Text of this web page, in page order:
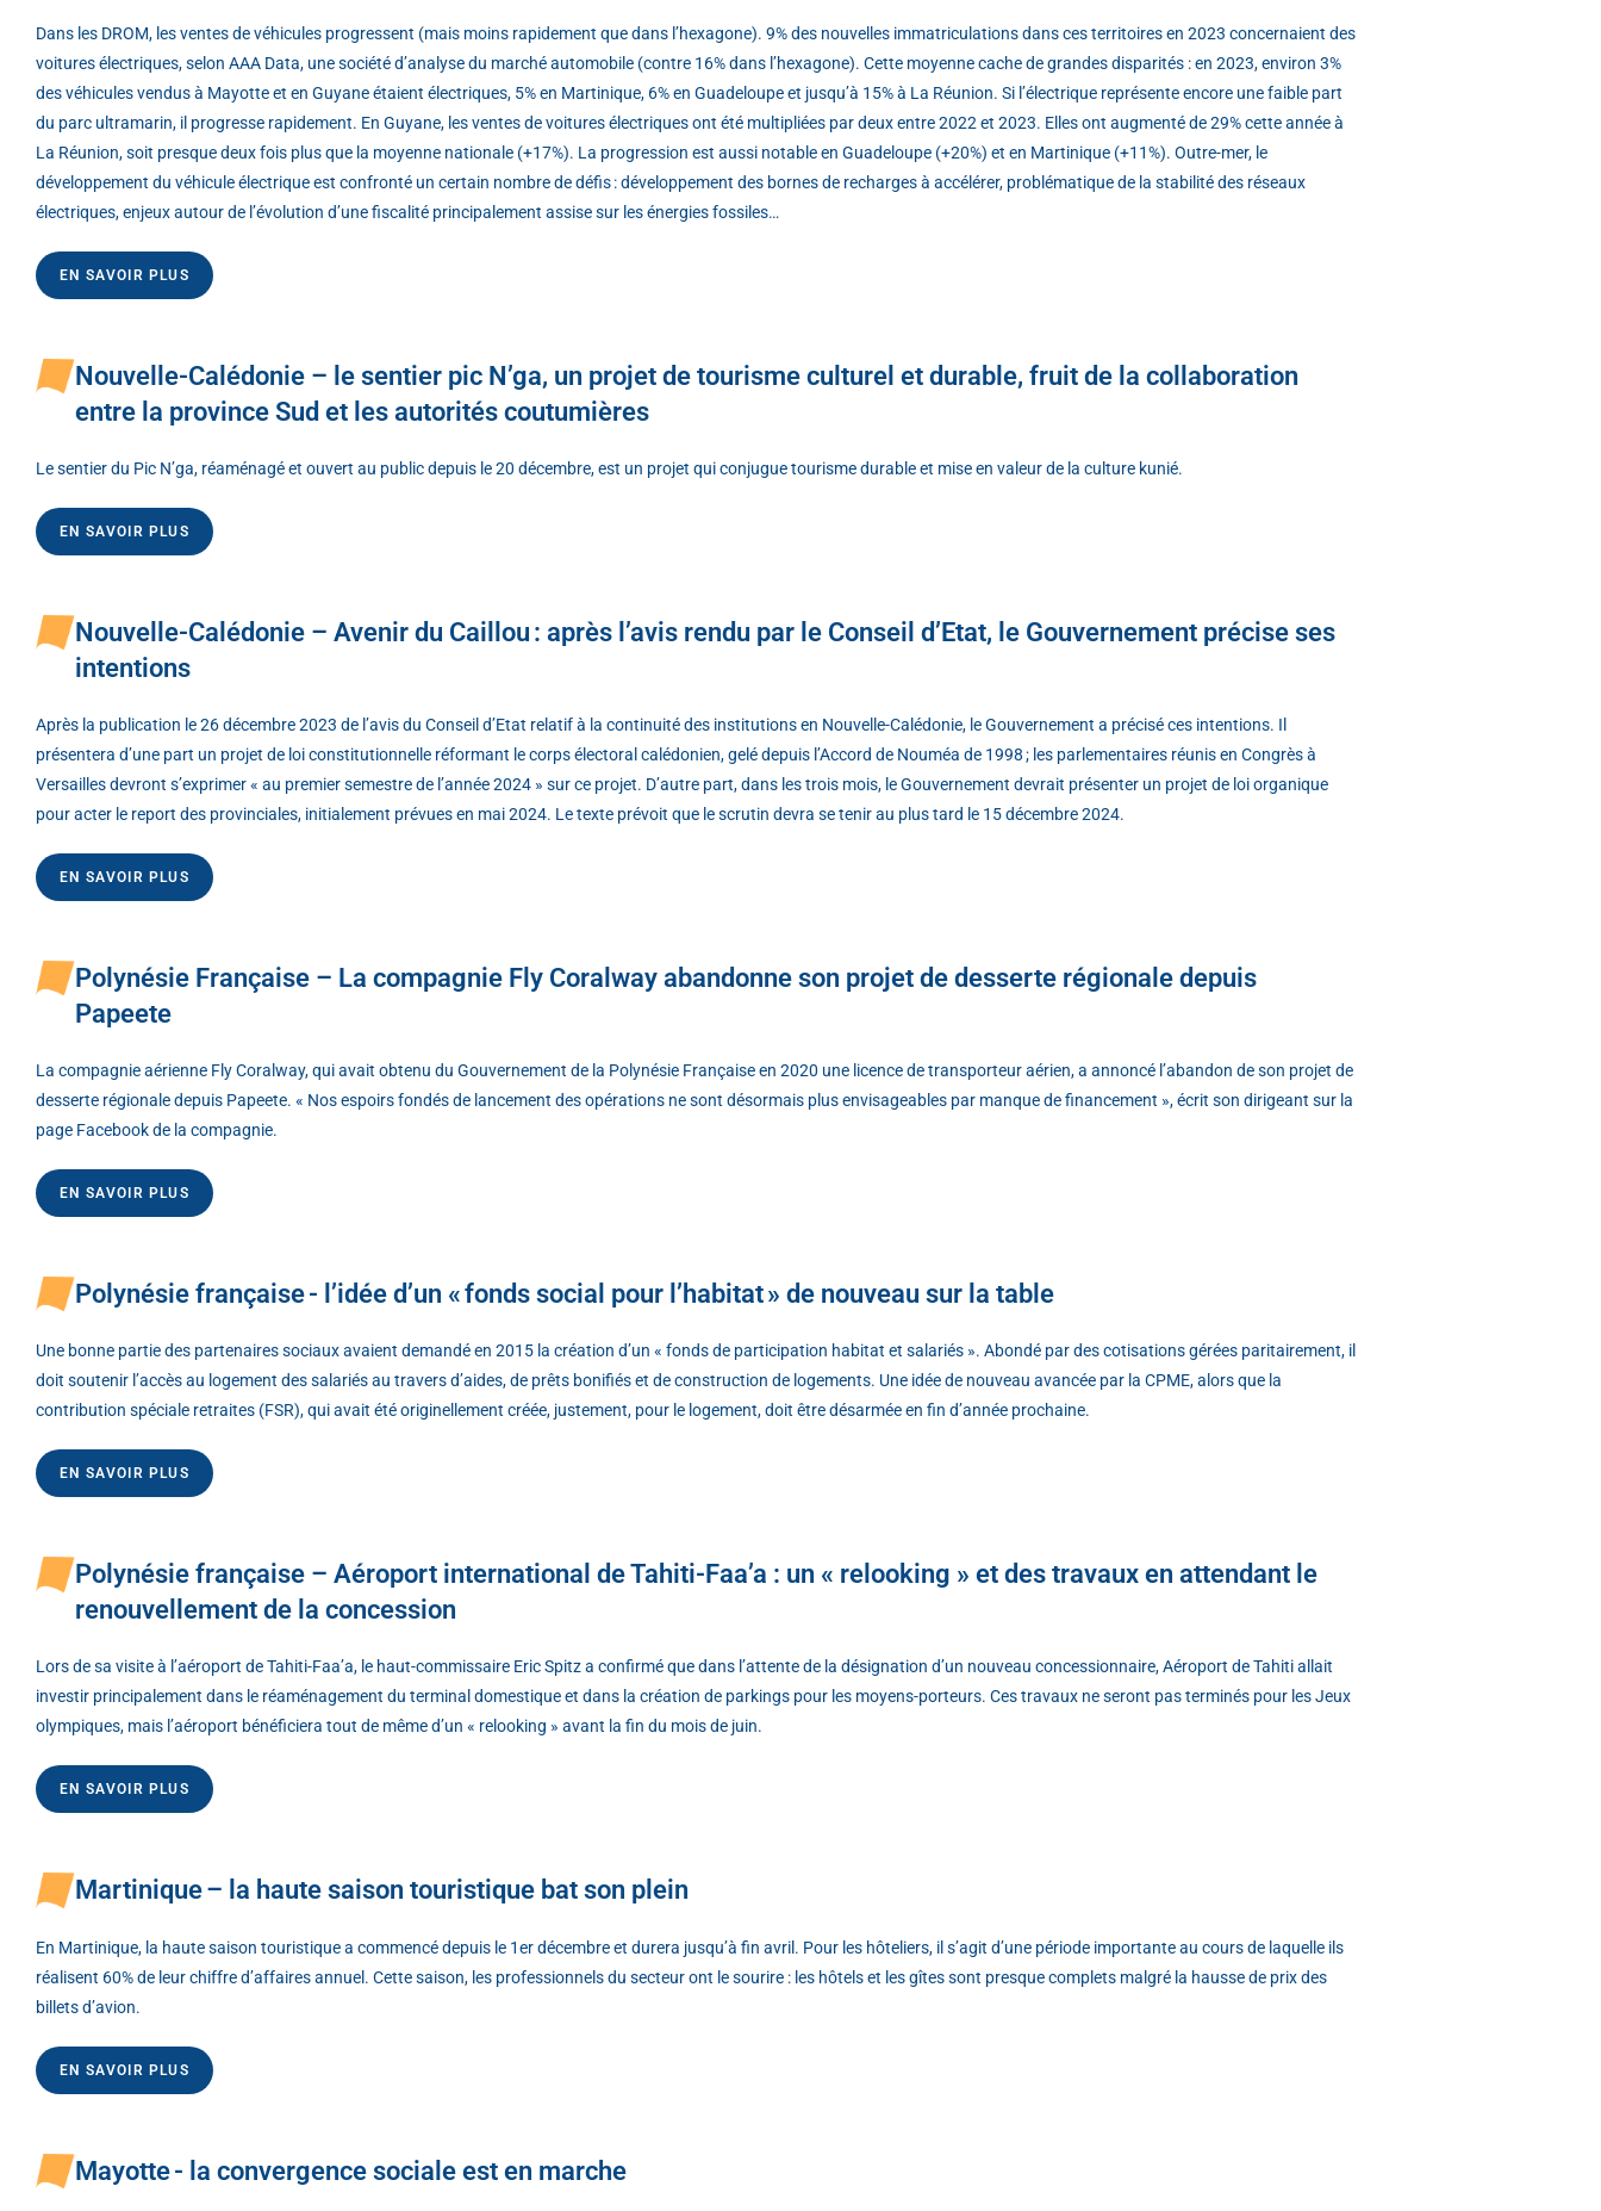
Dans les DROM, les ventes de véhicules progressent (mais moins rapidement que dans l’hexagone). 9% des nouvelles immatriculations dans ces territoires en 2023 concernaient des
voitures électriques, selon AAA Data, une société d’analyse du marché automobile (contre 16% dans l’hexagone). Cette moyenne cache de grandes disparités : en 2023, environ 3%
des véhicules vendus à Mayotte et en Guyane étaient électriques, 5% en Martinique, 6% en Guadeloupe et jusqu’à 15% à La Réunion. Si l’électrique représente encore une faible part
du parc ultramarin, il progresse rapidement. En Guyane, les ventes de voitures électriques ont été multipliées par deux entre 2022 et 2023. Elles ont augmenté de 29% cette année à
La Réunion, soit presque deux fois plus que la moyenne nationale (+17%). La progression est aussi notable en Guadeloupe (+20%) et en Martinique (+11%). Outre-mer, le
développement du véhicule électrique est confronté un certain nombre de défis : développement des bornes de recharges à accélérer, problématique de la stabilité des réseaux
électriques, enjeux autour de l’évolution d’une fiscalité principalement assise sur les énergies fossiles…
EN SAVOIR PLUS
Nouvelle-Calédonie – le sentier pic N’ga, un projet de tourisme culturel et durable, fruit de la collaboration
entre la province Sud et les autorités coutumières
Le sentier du Pic N’ga, réaménagé et ouvert au public depuis le 20 décembre, est un projet qui conjugue tourisme durable et mise en valeur de la culture kunié.
EN SAVOIR PLUS
Nouvelle-Calédonie – Avenir du Caillou : après l’avis rendu par le Conseil d’Etat, le Gouvernement précise ses
intentions
Après la publication le 26 décembre 2023 de l’avis du Conseil d’Etat relatif à la continuité des institutions en Nouvelle-Calédonie, le Gouvernement a précisé ces intentions. Il
présentera d’une part un projet de loi constitutionnelle réformant le corps électoral calédonien, gelé depuis l’Accord de Nouméa de 1998 ; les parlementaires réunis en Congrès à
Versailles devront s’exprimer « au premier semestre de l’année 2024 » sur ce projet. D’autre part, dans les trois mois, le Gouvernement devrait présenter un projet de loi organique
pour acter le report des provinciales, initialement prévues en mai 2024. Le texte prévoit que le scrutin devra se tenir au plus tard le 15 décembre 2024.
EN SAVOIR PLUS
Polynésie Française – La compagnie Fly Coralway abandonne son projet de desserte régionale depuis
Papeete
La compagnie aérienne Fly Coralway, qui avait obtenu du Gouvernement de la Polynésie Française en 2020 une licence de transporteur aérien, a annoncé l’abandon de son projet de
desserte régionale depuis Papeete. « Nos espoirs fondés de lancement des opérations ne sont désormais plus envisageables par manque de financement », écrit son dirigeant sur la
page Facebook de la compagnie.
EN SAVOIR PLUS
Polynésie française - l’idée d’un « fonds social pour l’habitat » de nouveau sur la table
Une bonne partie des partenaires sociaux avaient demandé en 2015 la création d’un « fonds de participation habitat et salariés ». Abondé par des cotisations gérées paritairement, il
doit soutenir l’accès au logement des salariés au travers d’aides, de prêts bonifiés et de construction de logements. Une idée de nouveau avancée par la CPME, alors que la
contribution spéciale retraites (FSR), qui avait été originellement créée, justement, pour le logement, doit être désarmée en fin d’année prochaine.
EN SAVOIR PLUS
Polynésie française – Aéroport international de Tahiti-Faa’a : un « relooking » et des travaux en attendant le
renouvellement de la concession
Lors de sa visite à l’aéroport de Tahiti-Faa’a, le haut-commissaire Eric Spitz a confirmé que dans l’attente de la désignation d’un nouveau concessionnaire, Aéroport de Tahiti allait
investir principalement dans le réaménagement du terminal domestique et dans la création de parkings pour les moyens-porteurs. Ces travaux ne seront pas terminés pour les Jeux
olympiques, mais l’aéroport bénéficiera tout de même d’un « relooking » avant la fin du mois de juin.
EN SAVOIR PLUS
Martinique – la haute saison touristique bat son plein
En Martinique, la haute saison touristique a commencé depuis le 1er décembre et durera jusqu’à fin avril. Pour les hôteliers, il s’agit d’une période importante au cours de laquelle ils
réalisent 60% de leur chiffre d’affaires annuel. Cette saison, les professionnels du secteur ont le sourire : les hôtels et les gîtes sont presque complets malgré la hausse de prix des
billets d’avion.
EN SAVOIR PLUS
Mayotte - la convergence sociale est en marche